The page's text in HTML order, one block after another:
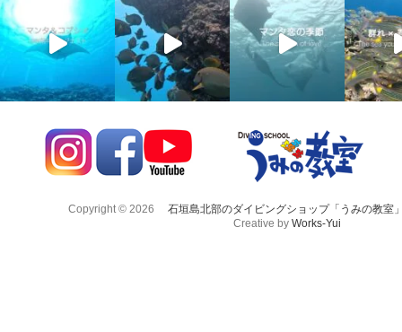
Copyright © 2026
石垣島北部のダイビングショップ「うみの教室
Creative by Works-Yui